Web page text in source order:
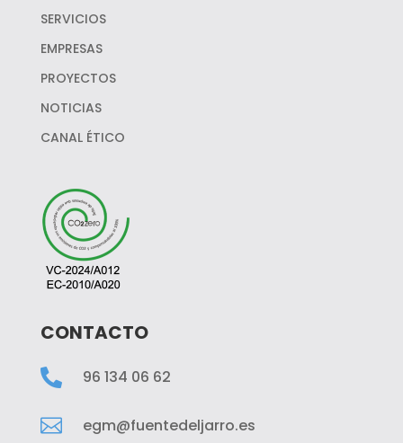
SERVICIOS
EMPRESAS
PROYECTOS
NOTICIAS
CANAL ÉTICO
CONTACTO
 96 134 06 62
 egm@fuentedeljarro.es